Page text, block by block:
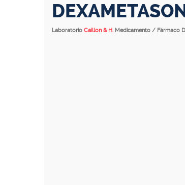
Laboratorio Caillon & H. Medicamento / Fármaco